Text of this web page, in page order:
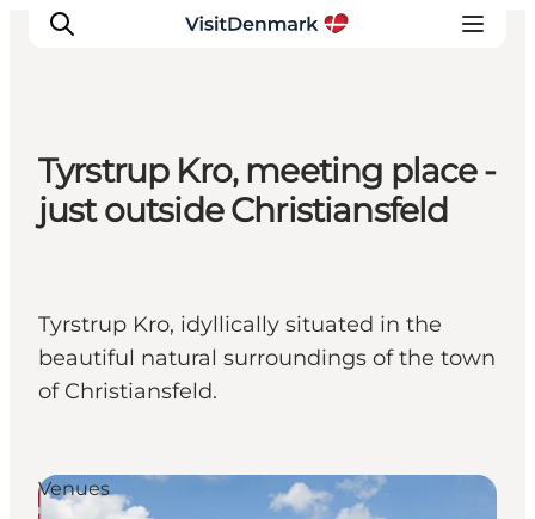
Ispirazioni
Pianifica il viaggio
Tyrstrup Kro, meeting place -
just outside Christiansfeld
Tyrstrup Kro, idyllically situated in the
beautiful natural surroundings of the town
of Christiansfeld.
Venues